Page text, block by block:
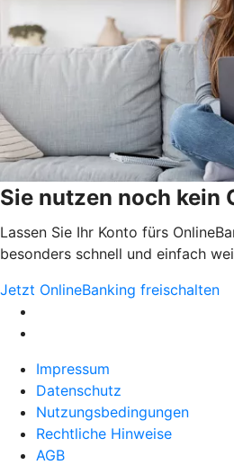
Sie nutzen noch kein
Lassen Sie Ihr Konto fürs
besonders schnell und einfach
Jetzt OnlineBanking freischalten
Impressum
Datenschutz
Nutzungsbedingungen
Rechtliche Hinweise
AGB